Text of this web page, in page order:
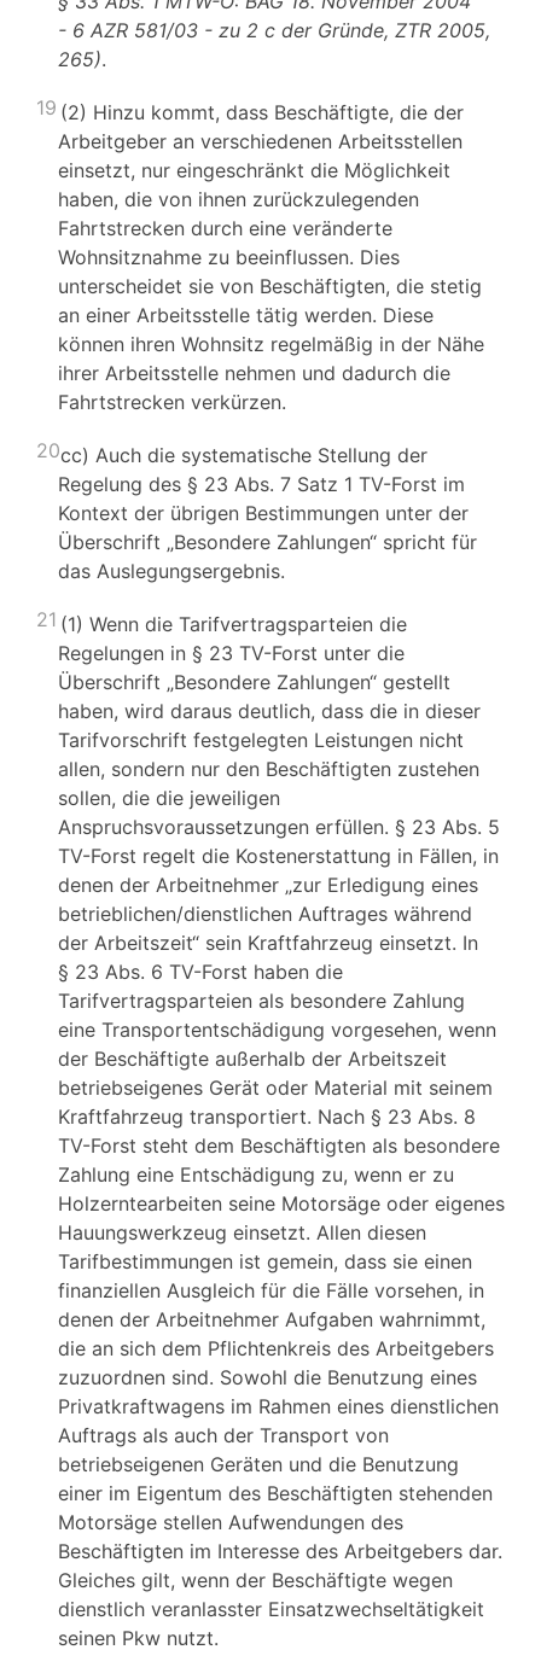
- 6 AZR 581/03 - zu 2 c der Gründe, ZTR 2005,
265).
19 (2) Hinzu kommt, dass Beschäftigte, die der
Arbeitgeber an verschiedenen Arbeitsstellen
einsetzt, nur eingeschränkt die Möglichkeit
haben, die von ihnen zurückzulegenden
Fahrtstrecken durch eine veränderte
Wohnsitznahme zu beeinflussen. Dies
unterscheidet sie von Beschäftigten, die stetig
an einer Arbeitsstelle tätig werden. Diese
können ihren Wohnsitz regelmäßig in der Nähe
ihrer Arbeitsstelle nehmen und dadurch die
Fahrtstrecken verkürzen.
20cc) Auch die systematische Stellung der
Regelung des § 23 Abs. 7 Satz 1 TV-Forst im
Kontext der übrigen Bestimmungen unter der
Überschrift „Besondere Zahlungen“ spricht für
das Auslegungsergebnis.
21 (1) Wenn die Tarifvertragsparteien die
Regelungen in § 23 TV-Forst unter die
Überschrift „Besondere Zahlungen“ gestellt
haben, wird daraus deutlich, dass die in dieser
Tarifvorschrift festgelegten Leistungen nicht
allen, sondern nur den Beschäftigten zustehen
sollen, die die jeweiligen
Anspruchsvoraussetzungen erfüllen. § 23 Abs. 5
TV-Forst regelt die Kostenerstattung in Fällen, in
denen der Arbeitnehmer „zur Erledigung eines
betrieblichen/dienstlichen Auftrages während
der Arbeitszeit“ sein Kraftfahrzeug einsetzt. In
§ 23 Abs. 6 TV-Forst haben die
Tarifvertragsparteien als besondere Zahlung
eine Transportentschädigung vorgesehen, wenn
der Beschäftigte außerhalb der Arbeitszeit
betriebseigenes Gerät oder Material mit seinem
Kraftfahrzeug transportiert. Nach § 23 Abs. 8
TV-Forst steht dem Beschäftigten als besondere
Zahlung eine Entschädigung zu, wenn er zu
Holzerntearbeiten seine Motorsäge oder eigenes
Hauungswerkzeug einsetzt. Allen diesen
Tarifbestimmungen ist gemein, dass sie einen
finanziellen Ausgleich für die Fälle vorsehen, in
denen der Arbeitnehmer Aufgaben wahrnimmt,
die an sich dem Pflichtenkreis des Arbeitgebers
zuzuordnen sind. Sowohl die Benutzung eines
Privatkraftwagens im Rahmen eines dienstlichen
Auftrags als auch der Transport von
betriebseigenen Geräten und die Benutzung
einer im Eigentum des Beschäftigten stehenden
Motorsäge stellen Aufwendungen des
Beschäftigten im Interesse des Arbeitgebers dar.
Gleiches gilt, wenn der Beschäftigte wegen
dienstlich veranlasster Einsatzwechseltätigkeit
seinen Pkw nutzt.